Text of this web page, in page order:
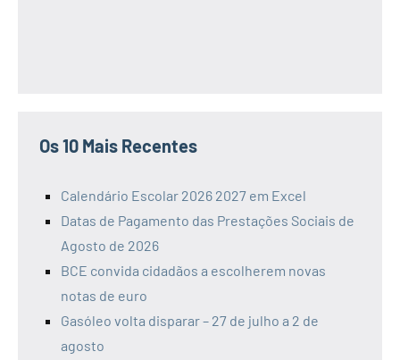
Os 10 Mais Recentes
Calendário Escolar 2026 2027 em Excel
Datas de Pagamento das Prestações Sociais de
Agosto de 2026
BCE convida cidadãos a escolherem novas
notas de euro
Gasóleo volta disparar – 27 de julho a 2 de
agosto